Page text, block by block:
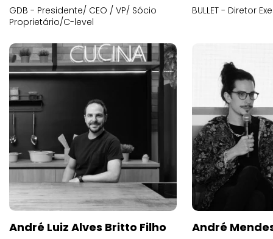
GDB - Presidente/ CEO / VP/ Sócio
Proprietário/C-level
BULLET - Diretor
André Luiz Alves Britto Filho André